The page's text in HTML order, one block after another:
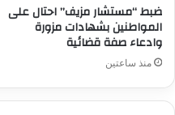
ضبط “مستشار مزيف” احتال على
المواطنين بشهادات مزورة
وادعاء صفة قضائية
منذ ساعتين